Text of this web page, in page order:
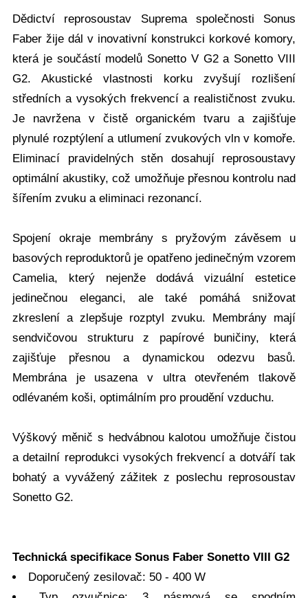
Dědictví reprosoustav Suprema společnosti Sonus
Faber žije dál v inovativní konstrukci korkové komory,
která je součástí modelů Sonetto V G2 a Sonetto VIII
G2. Akustické vlastnosti korku zvyšují rozlišení
středních a vysokých frekvencí a realističnost zvuku.
Je navržena v čistě organickém tvaru a zajišťuje
plynulé rozptýlení a utlumení zvukových vln v komoře.
Eliminací pravidelných stěn dosahují reprosoustavy
optimální akustiky, což umožňuje přesnou kontrolu nad
šířením zvuku a eliminaci rezonancí.
Spojení okraje membrány s pryžovým závěsem u
basových reproduktorů je opatřeno jedinečným vzorem
Camelia, který nejenže dodává vizuální estetice
jedinečnou eleganci, ale také pomáhá snižovat
zkreslení a zlepšuje rozptyl zvuku. Membrány mají
sendvičovou strukturu z papírové buničiny, která
zajišťuje přesnou a dynamickou odezvu basů.
Membrána je usazena v ultra otevřeném tlakově
odlévaném koši, optimálním pro proudění vzduchu.
Výškový měnič s hedvábnou kalotou umožňuje čistou
a detailní reprodukci vysokých frekvencí a dotváří tak
bohatý a vyvážený zážitek z poslechu reprosoustav
Sonetto G2.
Technická specifikace Sonus Faber Sonetto VIII G2
Doporučený zesilovač: 50 - 400 W